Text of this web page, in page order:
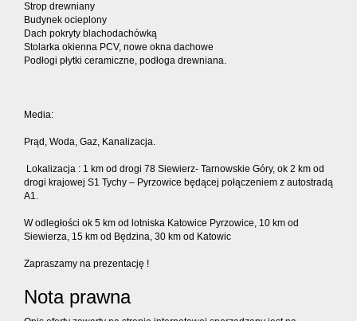
Strop drewniany
Budynek ocieplony
Dach pokryty blachodachówką
Stolarka okienna PCV, nowe okna dachowe
Podłogi płytki ceramiczne, podłoga drewniana.
Media:
Prąd, Woda, Gaz, Kanalizacja.
Lokalizacja : 1 km od drogi 78 Siewierz- Tarnowskie Góry, ok 2 km od
drogi krajowej S1 Tychy – Pyrzowice będącej połączeniem z autostradą
A1.
W odległości ok 5 km od lotniska Katowice Pyrzowice, 10 km od
Siewierza, 15 km od Będzina, 30 km od Katowic
Zapraszamy na prezentację !
Nota prawna